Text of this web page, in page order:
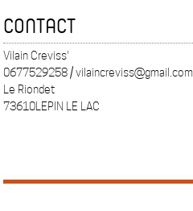
CONTACT
Vilain Creviss'
0677529258 / vilaincreviss@gmail.com
Le Riondet
73610LEPIN LE LAC